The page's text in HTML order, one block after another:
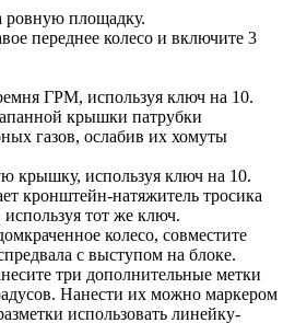
ровную площадку.
переднее колесо и включите 3
ГРМ, используя ключ на 10.
крышки патрубки
газов, ослабив их хомуты
крышку, используя ключ на 10.
кронштейн-натяжитель тросика
используя тот же ключ.
колесо, совместите
с выступом на блоке.
три дополнительные метки
Нанести их можно маркером
использовать линейку-